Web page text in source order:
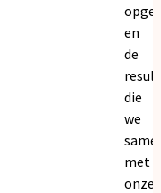
en
de
die
we
met
onze